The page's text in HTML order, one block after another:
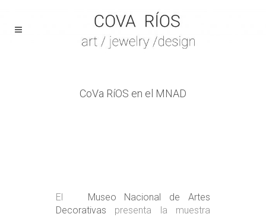
CoVa RíOS en el MNAD
El Museo Nacional de Artes
Decorativas presenta la muestra